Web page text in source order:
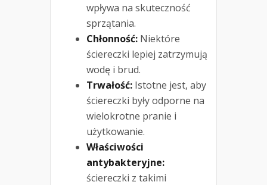
wpływa na skuteczność
sprzątania.
Chłonność: Niektóre
ściereczki lepiej zatrzymują
wodę i brud.
Trwałość: Istotne jest, aby
ściereczki były odporne na
wielokrotne pranie i
użytkowanie.
Właściwości
antybakteryjne:
ściereczki z takimi